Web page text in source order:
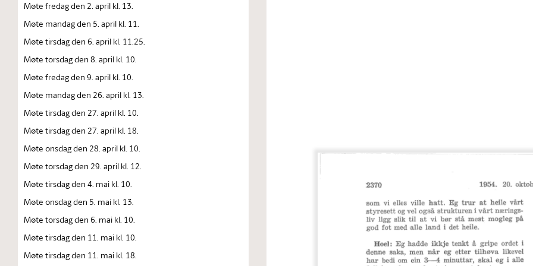
Møte fredag den 2. april kl. 13.
Møte mandag den 5. april kl. 11.
Møte tirsdag den 6. april kl. 11.25.
Møte torsdag den 8. april kl. 10.
Møte fredag den 9. april kl. 10.
Møte mandag den 26. april kl. 13.
Møte tirsdag den 27. april kl. 10.
Møte tirsdag den 27. april kl. 18.
Møte onsdag den 28. april kl. 10.
Møte torsdag den 29. april kl. 12.
Møte tirsdag den 4. mai kl. 10.
Møte onsdag den 5. mai kl. 13.
Møte torsdag den 6. mai kl. 10.
Møte tirsdag den 11. mai kl. 10.
Møte tirsdag den 11. mai kl. 18.